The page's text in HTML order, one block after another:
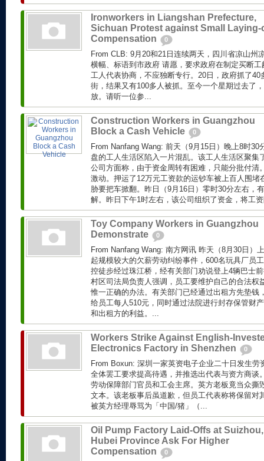
Ironworkers in Liangshan Prefecture,
Sichuan Protest against Small Laying-
Compensation
0
From CLB: 9月20和21日连续两天，四川省凉山州
横幅、标语到市政府 请愿，要求政府在制定买断
工人代表协商，不应独断专行。20日，政府抓了
街，结果又有100多人被抓。至今一个星期过去了
放。请听一位参...
Construction Workers in Guangzhou
Block a Cash Vehicle
0
From Nanfang Wang: 前天（9月15日）晚上8时30
盘的工人生活区陷入一片混乱。该工人生活区聚集
公司方面称，由于资金周转有困难，只能分批付清
激动。押运了12万元工资款的运钞车被上百人围堵
胁要把车掀翻。昨日（9月16日）零时30分左右，
解。昨日下午1时左右，该公司组织了资金，将工
Toy Company Workers in Guangzhou
Demonstrate
0
From Nanfang Wang: 南方网讯 昨天（8月30日）
起规模较大的欠薪劳动纠纷事件，600名玩具厂员
控徒步经过珠江桥，经有关部门劝说登上4辆巴士
村区司法局负责人强调，员工要维护自己的合法权
惟一正确的办法。有关部门已经通过出租方先垫钱
给员工每人510元，同时通过法院进行封存保管财
和出租方的利益。...
Workers Strike Against English-
Electronics Factory in Shenzhen
0
From Boxun: 深圳一家英资电子企业二十日发生劳
全体罢工要求提高待遇，并推选出代表与资方商谈
劳动保障部门官员和工会主席。英方老板竟当众撕
文本。该老板事后虽道歉，但员工代表称将保留对
被英方经理辱骂为「中国/猪」（...
Oil Pump Factory Laid-Offs at Suizhou,
Hubei Province Ask For Higher
Compensation
0